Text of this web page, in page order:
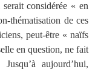
considérée « en
thématisation de ces
peut-être « naïfs
en question, ne fait
aujourd’hui,